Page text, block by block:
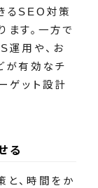
るSEO対策
す。一方で
運用や、お
が有効なチ
ゲット設計
る
と、時間をか